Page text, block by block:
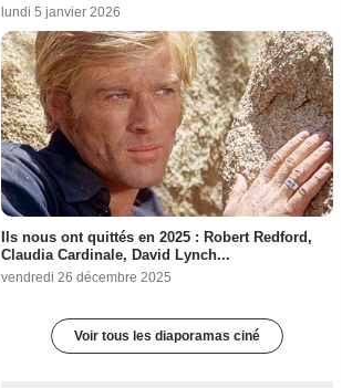
lundi 5 janvier 2026
Ils nous ont quittés en 2025 : Robert Redford,
Claudia Cardinale, David Lynch...
vendredi 26 décembre 2025
Voir tous les diaporamas ciné